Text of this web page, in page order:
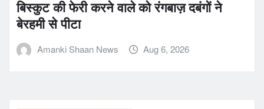
बिस्कुट की फेरी करने वाले को रंगबाज़ दबंगों ने
बेरहमी से पीटा
Amanki Shaan News Aug 6, 2026